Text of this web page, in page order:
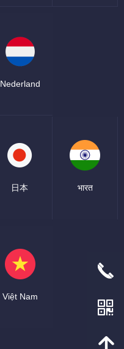
Nederland
日本 भारत
Việt Nam
끅
낃
녕